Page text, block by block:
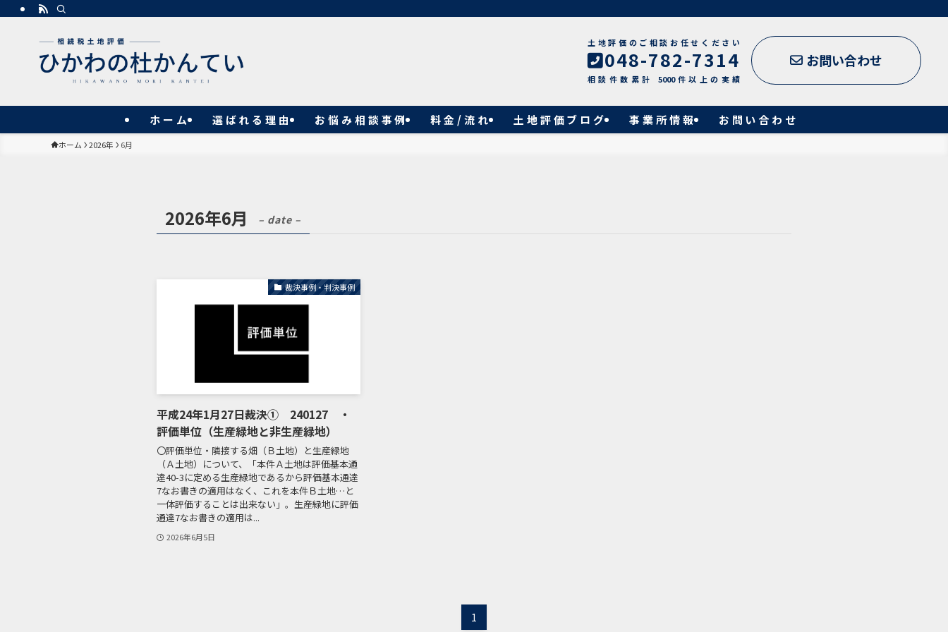
土地評価のご相談お任せください
048-782-7314
相談件数累計 5000件以上の実績
お問い合わせ
ホーム 選ばれる理由 お悩み相談事例 料金/流れ 土地評価ブログ 事業所情報 お問い合わせ
ホーム 2026年 6月
2026年6月 – date –
裁決事例・判決事例
平成24年1月27日裁決① 240127 ・
評価単位（生産緑地と非生産緑地）
〇評価単位・隣接する畑（Ｂ土地）と生産緑地
（Ａ土地）について、「本件Ａ土地は評価基本通
達40-3に定める生産緑地であるから評価基本通達
7なお書きの適用はなく、これを本件Ｂ土地…と
一体評価することは出来ない」。生産緑地に評価
通達7なお書きの適用は...
2026年6月5日
1